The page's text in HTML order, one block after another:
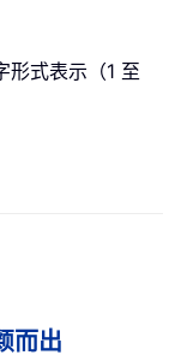
形式表示（1 至
而出